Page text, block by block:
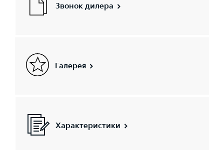
Звонок дилера
Галерея
Характеристики